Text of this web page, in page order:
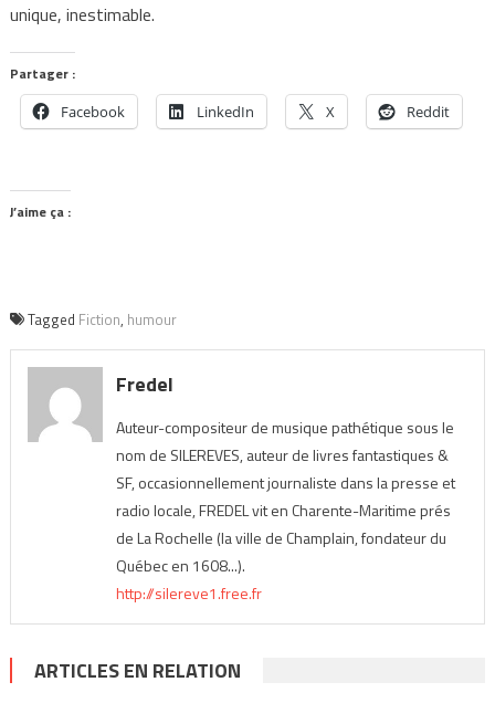
unique, inestimable.
Partager :
Facebook LinkedIn X Reddit
J’aime ça :
Tagged Fiction, humour
Fredel
Auteur-compositeur de musique pathétique sous le
nom de SILEREVES, auteur de livres fantastiques &
SF, occasionnellement journaliste dans la presse et
radio locale, FREDEL vit en Charente-Maritime prés
de La Rochelle (la ville de Champlain, fondateur du
Québec en 1608...).
http://silereve1.free.fr
ARTICLES EN RELATION